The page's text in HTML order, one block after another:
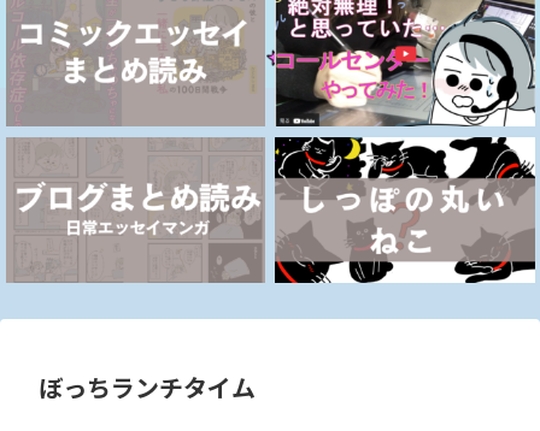
ぼっちランチタイム